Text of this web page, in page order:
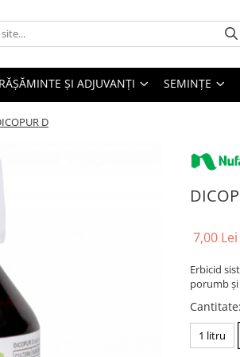
ȘI ADJUVANȚI SEMINȚE
D
7,00 Lei
Erbicid
porumb
Cantitate:
1 litru